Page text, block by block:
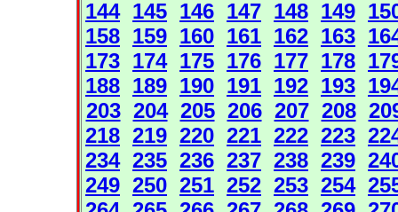
144 145 146 147 148 149
158 159 160 161 162 163
173 174 175 176 177 178
188 189 190 191 192 193
203 204 205 206 207 208
218 219 220 221 222 223
234 235 236 237 238 239
249 250 251 252 253 254